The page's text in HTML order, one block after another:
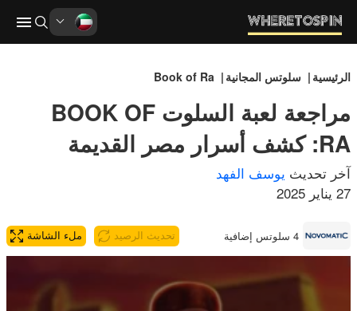
الرئيسية سلوتس المجانية Book of Ra
مراجعة لعبة السلوت BOOK OF
RA: كشف أسرار مصر القديمة
آخر تحديث يوسف الفهد
27 يناير 2025
4 سلوتس إضافية تحديث الرصيد ملء الشاشة